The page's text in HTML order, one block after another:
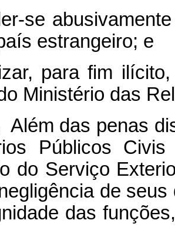
se
estrangeiro; e
para fim
Ministério das
Além das penas
Públicos
do Serviço
de
das